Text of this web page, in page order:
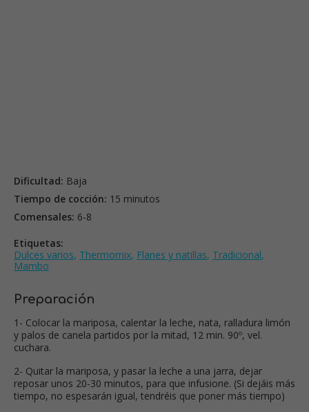
Dificultad: Baja
Tiempo de cocción: 15 minutos
Comensales: 6-8
Etiquetas:
Dulces varios, Thermomix, Flanes y natillas, Tradicional,
Mambo
Preparación
1- Colocar la mariposa, calentar la leche, nata, ralladura limón
y palos de canela partidos por la mitad, 12 min. 90º, vel.
cuchara.
2- Quitar la mariposa, y pasar la leche a una jarra, dejar
reposar unos 20-30 minutos, para que infusione. (Si dejáis más
tiempo, no espesarán igual, tendréis que poner más tiempo)